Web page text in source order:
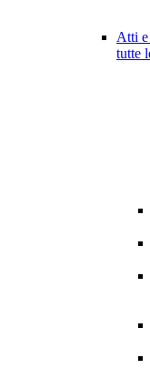
Atti e
tutte